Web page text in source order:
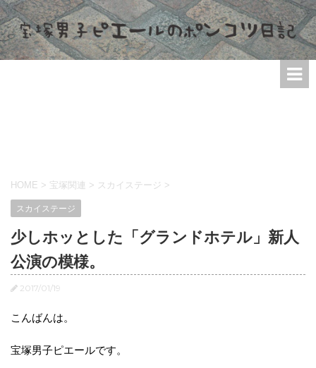
HOME > 宝塚関連 > スカイステージ >
スカイステージ
少しホッとした「グランドホテル」新人
公演の模様。
2017/01/19
こんばんは。
宝塚男子ピエールです。